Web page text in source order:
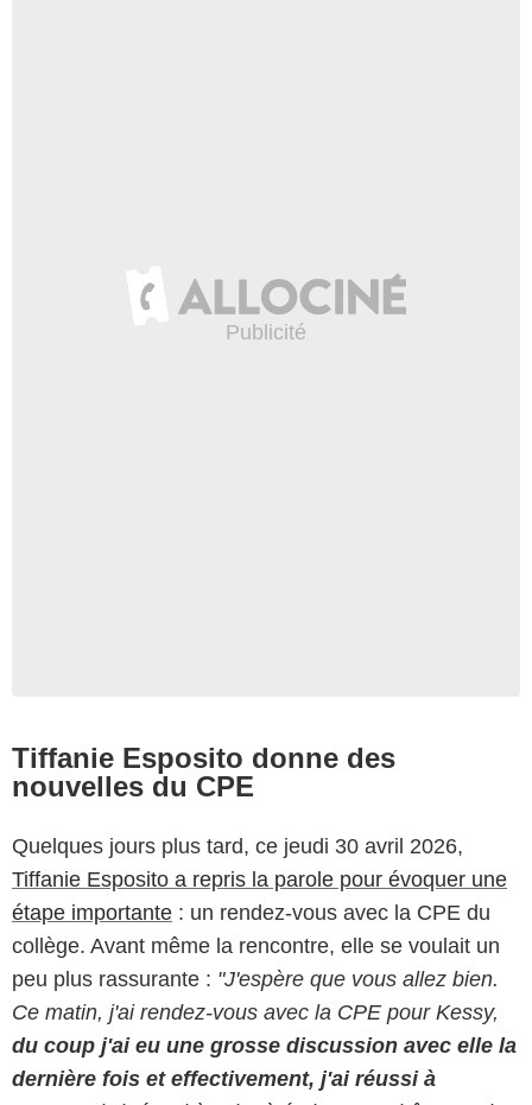
Tiffanie Esposito donne des
nouvelles du CPE
Quelques jours plus tard, ce jeudi 30 avril 2026,
Tiffanie Esposito a repris la parole pour évoquer une
étape importante : un rendez-vous avec la CPE du
collège. Avant même la rencontre, elle se voulait un
peu plus rassurante : "J'espère que vous allez bien.
Ce matin, j'ai rendez-vous avec la CPE pour Kessy,
du coup j'ai eu une grosse discussion avec elle la
dernière fois et effectivement, j'ai réussi à